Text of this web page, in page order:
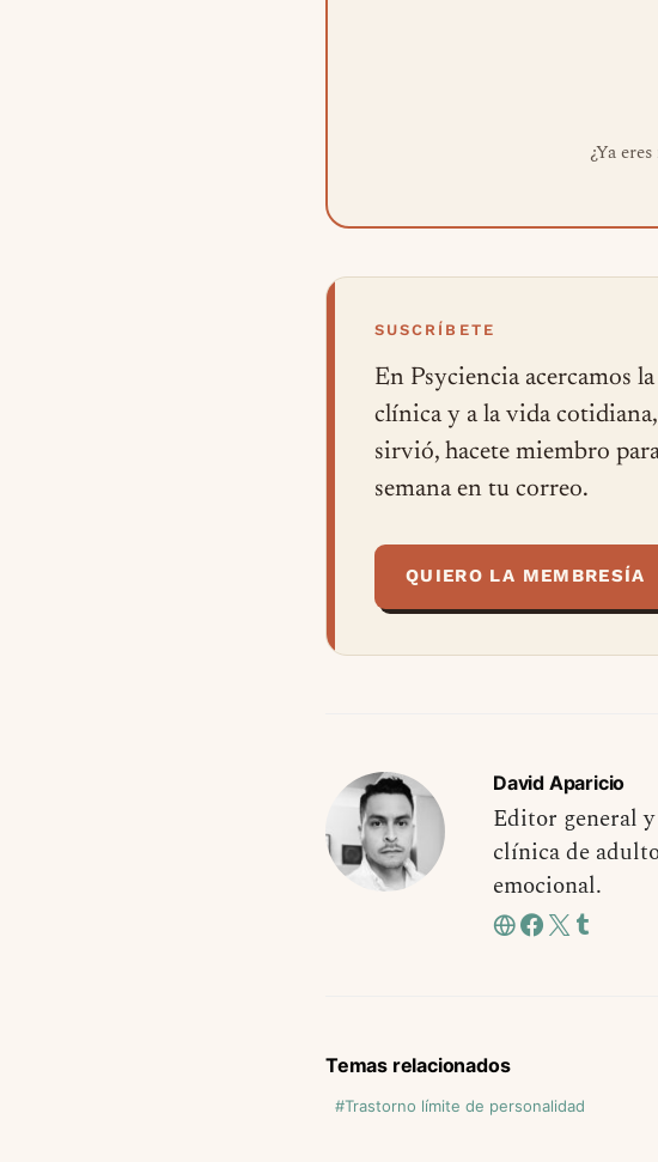
¿Ya
SUSCRÍBETE
En Psyciencia acercamos
clínica y a la vida
sirvió, hacete miembro
semana en tu correo.
QUIERO LA MEMBRESÍA
David Aparicio
Editor general
clínica de
emocional.
Temas relacionados
Trastorno límite de personalidad